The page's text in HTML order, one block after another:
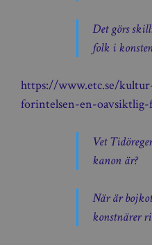
Det görs
folk i
https://www.etc.se/
forintelsen-en-
Vet
kanon är?
När är
konstnärer